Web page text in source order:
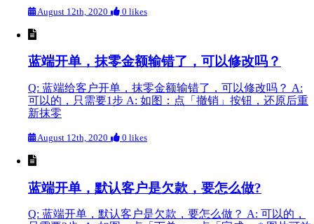
August 12th, 2020 0 likes
蓝端开单，抹零金额输错了，可以修改吗？
Q: 蓝端给客户开单，抹零金额输错了，可以修改吗？ A:
可以的，只需要1步 A: 如图：点「撤销」按钮，还原后重
新抹零
August 12th, 2020 0 likes
蓝端开单，默认客户是欠款，要怎么做?
Q: 蓝端开单，默认客户是欠款，要怎么做？ A: 可以的，